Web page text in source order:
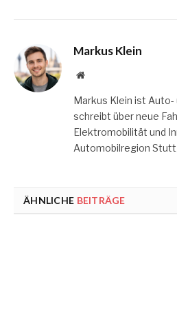
Markus Klein
Website
Markus Klein ist
schreibt über neue
Elektromobilität und
Automobilregion
ÄHNLICHE BEITRÄGE